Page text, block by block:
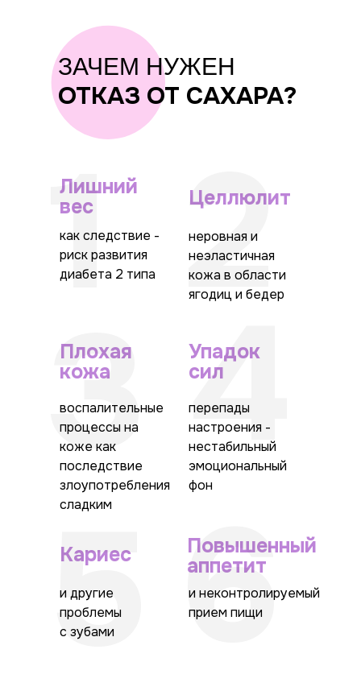
ЗАЧЕМ НУЖЕН
ОТКАЗ ОТ САХАРА?
Лишний
вес
как следствие -
риск развития
диабета 2 типа
1 Целлюлит
неровная и
неэластичная
кожа в области
ягодиц и бедер
2
Плохая
кожа
воспалительные
процессы на
коже как
последствие
злоупотребления
сладким
3 Упадок
сил
перепады
настроения -
нестабильный
эмоциональный
фон
4
Повышенный
аппетит
и неконтролируемый
прием пищи
6
Кариес
и другие
проблемы
с зубами
5